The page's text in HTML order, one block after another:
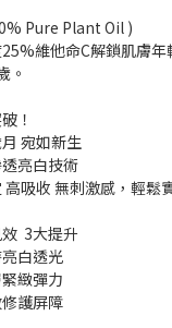
Pure Plant Oil )
維他命C解鎖肌膚
。
！
宛如新生
亮白技術
高吸收 無刺激感，輕鬆
3大提升
亮白透光
緊緻彈力
修護屏障